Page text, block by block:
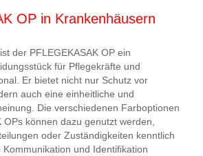
OP in Krankenhäusern
der PFLEGEKASAK OP ein
für Pflegekräfte und
Er bietet nicht nur Schutz vor
auch eine einheitliche und
Die verschiedenen Farboptionen
OPs können dazu genutzt werden,
oder Zuständigkeiten kenntlich
und Identifikation